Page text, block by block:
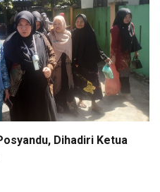
Dihadiri Ketua